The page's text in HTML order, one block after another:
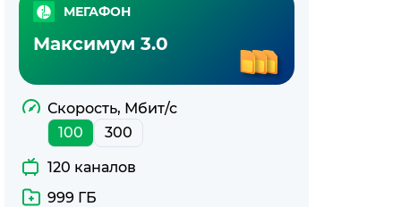
МЕГАФОН
Максимум 3.0
Скорость, Мбит/с
100
300
120 каналов
999 ГБ